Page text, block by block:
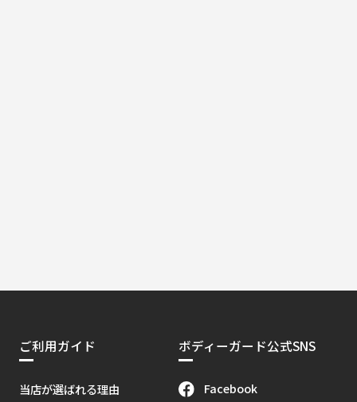
ご利用ガイド
当店が選ばれる理由
ボディーガード公式SNS
Facebook